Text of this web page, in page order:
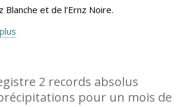
Blanche et de l’Ernz Noire.
2 records absolus
pour un mois de